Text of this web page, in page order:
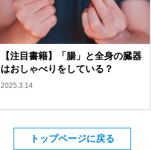
【注目書籍】「腸」と全身の臓器
はおしゃべりをしている？
2025.3.14
トップページに戻る